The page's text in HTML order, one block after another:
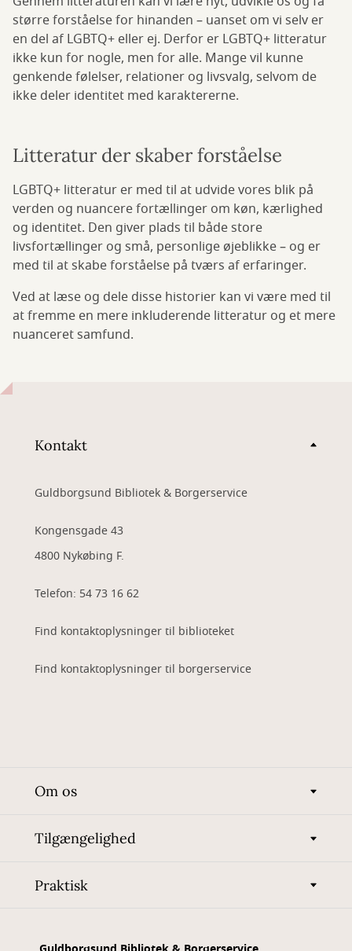
større forståelse for hinanden – uanset om vi selv er
en del af LGBTQ+ eller ej. Derfor er LGBTQ+ litteratur
ikke kun for nogle, men for alle. Mange vil kunne
genkende følelser, relationer og livsvalg, selvom de
ikke deler identitet med karaktererne.
Litteratur der skaber forståelse
LGBTQ+ litteratur er med til at udvide vores blik på
verden og nuancere fortællinger om køn, kærlighed
og identitet. Den giver plads til både store
livsfortællinger og små, personlige øjeblikke – og er
med til at skabe forståelse på tværs af erfaringer.
Ved at læse og dele disse historier kan vi være med til
at fremme en mere inkluderende litteratur og et mere
nuanceret samfund.
Kontakt
Guldborgsund Bibliotek & Borgerservice
Kongensgade 43
4800 Nykøbing F.
Telefon: 54 73 16 62
Find kontaktoplysninger til biblioteket
Find kontaktoplysninger til borgerservice
Om os
Tilgængelighed
Praktisk